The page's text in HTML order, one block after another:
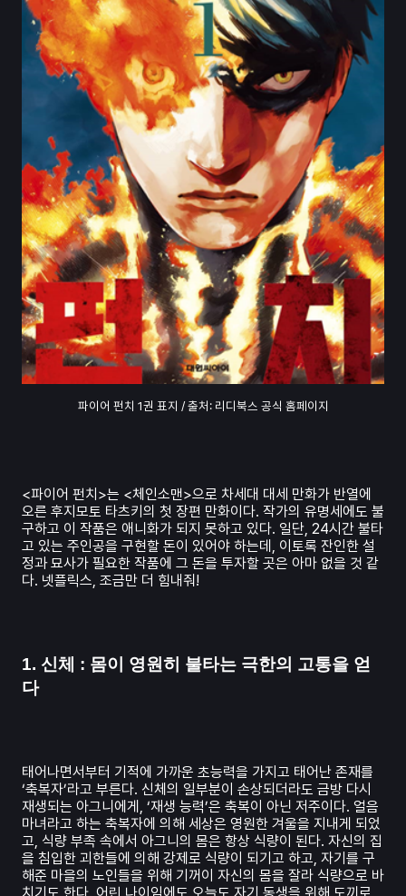
파이어 펀치 1권 표지 / 출처: 리디북스 공식 홈페이지
<파이어 펀치>는 <체인소맨>으로 차세대 대세 만화가 반열에
오른 후지모토 타츠키의 첫 장편 만화이다. 작가의 유명세에도 불
구하고 이 작품은 애니화가 되지 못하고 있다. 일단, 24시간 불타
고 있는 주인공을 구현할 돈이 있어야 하는데, 이토록 잔인한 설
정과 묘사가 필요한 작품에 그 돈을 투자할 곳은 아마 없을 것 같
다. 넷플릭스, 조금만 더 힘내줘!
1. 신체 : 몸이 영원히 불타는 극한의 고통을 얻
다
태어나면서부터 기적에 가까운 초능력을 가지고 태어난 존재를
‘축복자’라고 부른다. 신체의 일부분이 손상되더라도 금방 다시
재생되는 아그니에게, ‘재생 능력’은 축복이 아닌 저주이다. 얼음
마녀라고 하는 축복자에 의해 세상은 영원한 겨울을 지내게 되었
고, 식량 부족 속에서 아그니의 몸은 항상 식량이 된다. 자신의 집
을 침입한 괴한들에 의해 강제로 식량이 되기고 하고, 자기를 구
해준 마을의 노인들을 위해 기꺼이 자신의 몸을 잘라 식량으로 바